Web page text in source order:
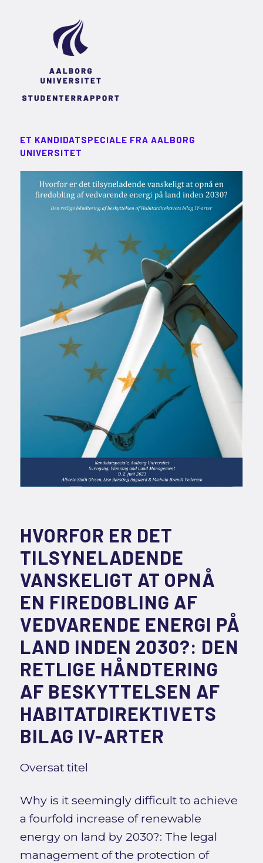
ET KANDIDATSPECIALE FRA AALBORG
UNIVERSITET
HVORFOR ER DET
TILSYNELADENDE
VANSKELIGT AT OPNÅ
EN FIREDOBLING AF
VEDVARENDE ENERGI PÅ
LAND INDEN 2030?: DEN
RETLIGE HÅNDTERING
AF BESKYTTELSEN AF
HABITATDIREKTIVETS
BILAG IV-ARTER
Oversat titel
Why is it seemingly difficult to achieve
a fourfold increase of renewable
energy on land by 2030?: The legal
management of the protection of